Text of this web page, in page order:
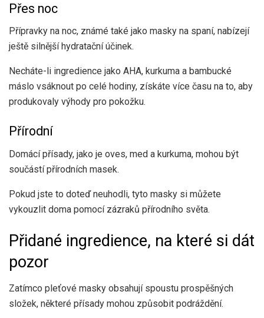
Přes noc
Přípravky na noc, známé také jako masky na spaní, nabízejí
ještě silnější hydratační účinek.
Necháte-li ingredience jako AHA, kurkuma a bambucké
máslo vsáknout po celé hodiny, získáte více času na to, aby
produkovaly výhody pro pokožku.
Přírodní
Domácí přísady, jako je oves, med a kurkuma, mohou být
součástí přírodních masek.
Pokud jste to doteď neuhodli, tyto masky si můžete
vykouzlit doma pomocí zázraků přírodního světa.
Přidané ingredience, na které si dát
pozor
Zatímco pleťové masky obsahují spoustu prospěšných
složek, některé přísady mohou způsobit podráždění.